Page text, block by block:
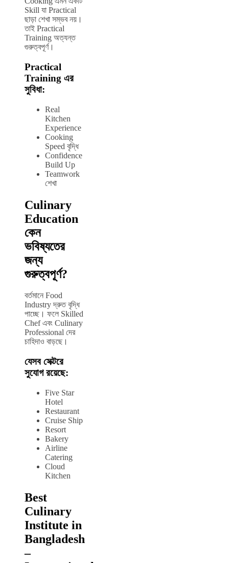
Skill যা Practical
ছাড়া শেখা সম্ভব নয়।
তাই Practical
Training অত্যন্ত
গুরুত্বপূর্ণ।
Practical
Training এর
সুবিধা:
Real
Kitchen
Experience
Cooking
Speed বৃদ্ধি
Confidence
Build Up
Teamwork
শেখা
Culinary
Education
কেন
ভবিষ্যতের
জন্য
গুরুত্বপূর্ণ?
বর্তমানে Food
Industry দ্রুত বৃদ্ধি
পাচ্ছে। ফলে Skilled
Chef এবং Culinary
Professional দের
চাহিদাও বাড়ছে।
যেসব সেক্টরে
সুযোগ রয়েছে:
Five Star
Hotel
Restaurant
Cruise Ship
Resort
Bakery
Airline
Catering
Cloud
Kitchen
Best
Culinary
Institute in
Bangladesh
–